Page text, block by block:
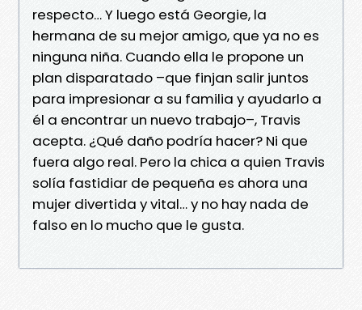
respecto… Y luego está Georgie, la
hermana de su mejor amigo, que ya no es
ninguna niña. Cuando ella le propone un
plan disparatado –que finjan salir juntos
para impresionar a su familia y ayudarlo a
él a encontrar un nuevo trabajo–, Travis
acepta. ¿Qué daño podría hacer? Ni que
fuera algo real. Pero la chica a quien Travis
solía fastidiar de pequeña es ahora una
mujer divertida y vital… y no hay nada de
falso en lo mucho que le gusta.